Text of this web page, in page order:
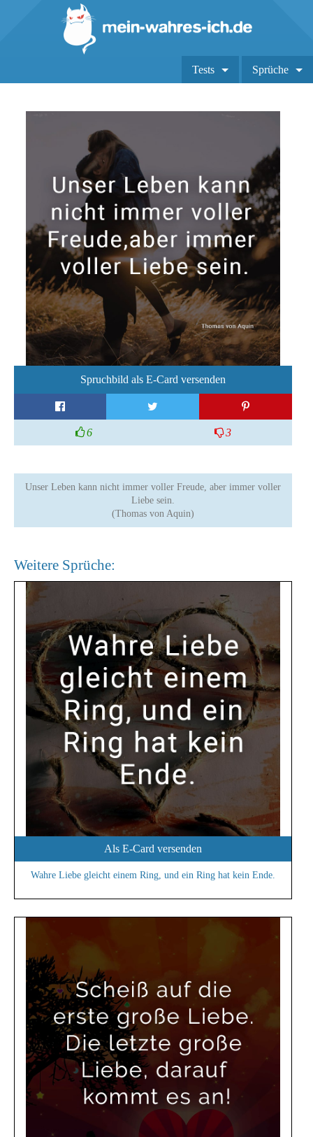
Tests Sprüche
Spruchbild als E-Card versenden
6 3
Unser Leben kann nicht immer voller Freude, aber immer voller
Liebe sein.
(Thomas von Aquin)
Weitere Sprüche:
Als E-Card versenden
Wahre Liebe gleicht einem Ring, und ein Ring hat kein Ende.